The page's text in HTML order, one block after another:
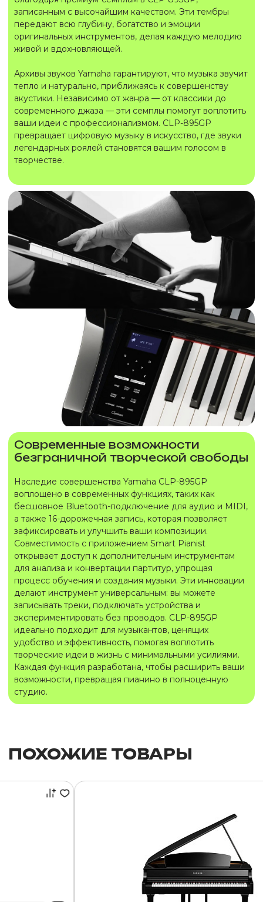
записанным с высочайшим качеством. Эти тембры
передают всю глубину, богатство и эмоции
оригинальных инструментов, делая каждую мелодию
живой и вдохновляющей.
Архивы звуков Yamaha гарантируют, что музыка звучит
тепло и натурально, приближаясь к совершенству
акустики. Независимо от жанра — от классики до
современного джаза — эти семплы помогут воплотить
ваши идеи с профессионализмом. CLP-895GP
превращает цифровую музыку в искусство, где звуки
легендарных роялей становятся вашим голосом в
творчестве.
Современные возможности
безграничной творческой свободы
Наследие совершенства Yamaha CLP-895GP
воплощено в современных функциях, таких как
бесшовное Bluetooth-подключение для аудио и MIDI,
а также 16-дорожечная запись, которая позволяет
зафиксировать и улучшить ваши композиции.
Совместимость с приложением Smart Pianist
открывает доступ к дополнительным инструментам
для анализа и конвертации партитур, упрощая
процесс обучения и создания музыки. Эти инновации
делают инструмент универсальным: вы можете
записывать треки, подключать устройства и
экспериментировать без проводов. CLP-895GP
идеально подходит для музыкантов, ценящих
удобство и эффективность, помогая воплотить
творческие идеи в жизнь с минимальными усилиями.
Каждая функция разработана, чтобы расширить ваши
возможности, превращая пианино в полноценную
студию.
ПОХОЖИЕ ТОВАРЫ